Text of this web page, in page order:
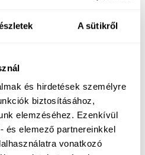
A sütikről
és hirdetések személyre
biztosításához,
elemzéséhez. Ezenkívül
és elemező partnereinkkel
vonatkozó
igénybe vehet! Köszönjük
a visszaigazoló email fog
híreinketFacebook
van,keress minket